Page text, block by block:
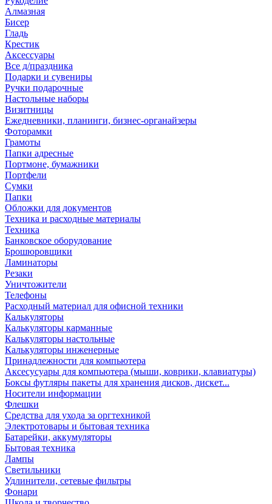
Алмазная
Бисер
Гладь
Крестик
Аксессуары
Все д/праздника
Подарки и сувениры
Ручки подарочные
Настольные наборы
Визитницы
Ежедневники, планинги, бизнес-органайзеры
Фоторамки
Грамоты
Папки адресные
Портмоне, бумажники
Портфели
Сумки
Папки
Обложки для документов
Техника и расходные материалы
Техника
Банковское оборудование
Брошюровщики
Ламинаторы
Резаки
Уничтожители
Телефоны
Расходный материал для офисной техники
Калькуляторы
Калькуляторы карманные
Калькуляторы настольные
Калькуляторы инженерные
Принадлежности для компьютера
Аксесусуары для компьютера (мыши, коврики, клавиатуры)
Боксы футляры пакеты для хранения дисков, дискет...
Носители информации
Флешки
Средства для ухода за оргтехникой
Электротовары и бытовая техника
Батарейки, аккумуляторы
Бытовая техника
Лампы
Светильники
Удлинители, сетевые фильтры
Фонари